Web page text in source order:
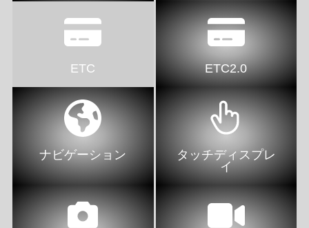
ETC ETC2.0
ナビゲーション
タッチディスプレ
イ